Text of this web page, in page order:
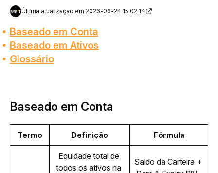
Última atualização em 2026-06-24 15:02:14
Baseado em Conta
Baseado em Ativos
Glossário
Baseado em Conta
Termo Definição Fórmula
Equidade total de
todos os ativos na
Saldo da Carteira +